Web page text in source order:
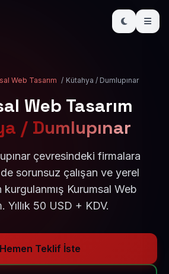
Web Tasarım / Kütahya / Dumlupınar
Web Tasarım
/ Dumlupınar
çevresindeki firmalara
sorunsuz çalışan ve yerel
kurgulanmış Kurumsal Web
Yıllık 50 USD + KDV.
Teklif İste